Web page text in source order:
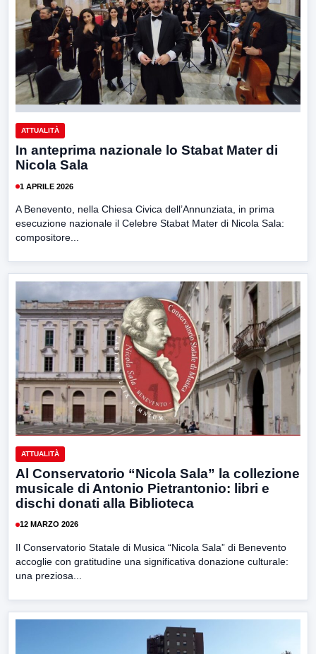
ATTUALITÀ
In anteprima nazionale lo Stabat Mater di
Nicola Sala
1 APRILE 2026
A Benevento, nella Chiesa Civica dell’Annunziata, in prima
esecuzione nazionale il Celebre Stabat Mater di Nicola Sala:
compositore...
ATTUALITÀ
Al Conservatorio “Nicola Sala” la collezione
musicale di Antonio Pietrantonio: libri e
dischi donati alla Biblioteca
12 MARZO 2026
Il Conservatorio Statale di Musica “Nicola Sala” di Benevento
accoglie con gratitudine una significativa donazione culturale:
una preziosa...